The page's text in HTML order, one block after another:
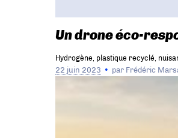
Un drone éco-
Hydrogène, plastique recyclé,
22 juin 2023 par Frédéric